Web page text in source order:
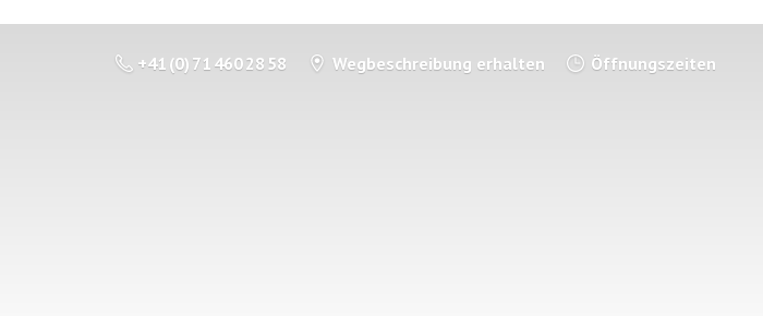
+41 (0) 71 460 28 58 Wegbeschreibung erhalten Öffnungszeiten